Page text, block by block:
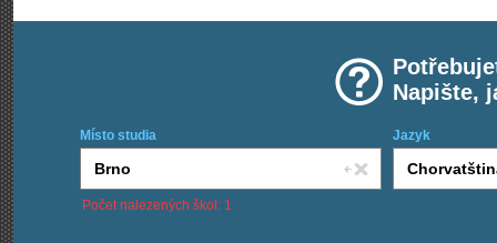
Napište,
Místo studia Jazyk
Počet nalezených škol: 1